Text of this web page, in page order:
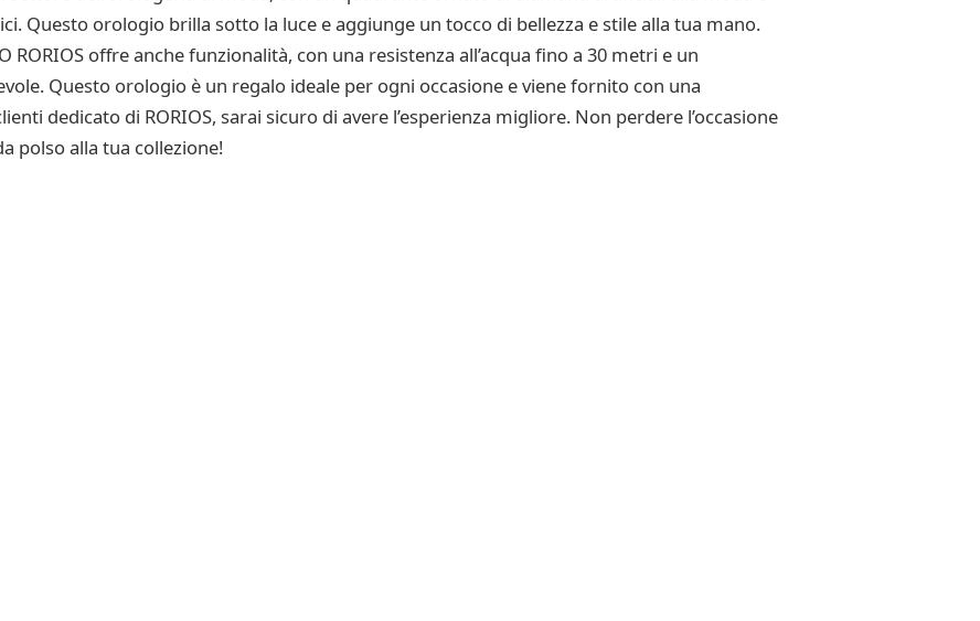
Questo orologio brilla sotto la luce e aggiunge un tocco di bellezza e stile alla tua mano.
RORIOS offre anche funzionalità, con una resistenza all’acqua fino a 30 metri e un
Questo orologio è un regalo ideale per ogni occasione e viene fornito con una
dedicato di RORIOS, sarai sicuro di avere l’esperienza migliore. Non perdere l’occasione
polso alla tua collezione!